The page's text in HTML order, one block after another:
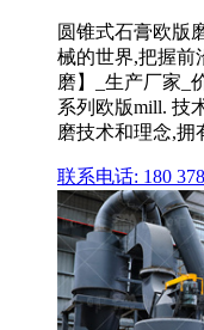
圆锥式石膏欧版
械的世界,把握前
磨】_生产厂家_
系列欧版mill. 技
磨技术和理念,拥
联系电话: 180